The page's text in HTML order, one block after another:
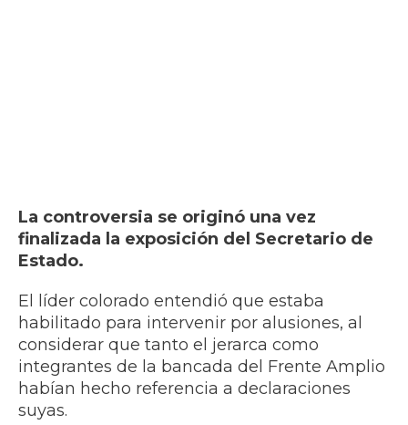
La controversia se originó una vez
finalizada la exposición del Secretario de
Estado.
El líder colorado entendió que estaba
habilitado para intervenir por alusiones, al
considerar que tanto el jerarca como
integrantes de la bancada del Frente Amplio
habían hecho referencia a declaraciones
suyas.